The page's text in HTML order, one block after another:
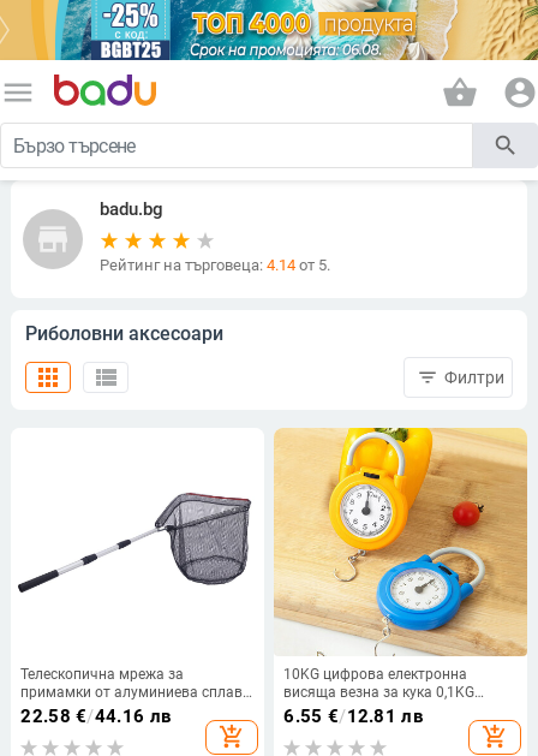
menu shopping_basket account_circle
search
store
badu.bg
Рейтинг на търговеца: 4.14от 5.
Риболовни аксесоари
view_list
apps filter_list Филтри
Телескопична мрежа за
примамки от алуминиева сплав,
трисекционна мрежа за
примамки, триъгълна мрежа за
сал, риболовна чанта,
22.58 €/44.16 лв
add_shopping_cart
10KG цифрова електронна
висяща везна за кука 0,1KG
риболовна везна Мини джобна
везна Дръжка с кука
Инструменти за риболов на
6.55 €/12.81 лв
add_shopping_cart